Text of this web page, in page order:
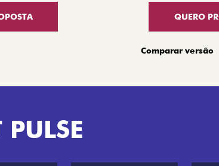
QUERO
Comparar versão